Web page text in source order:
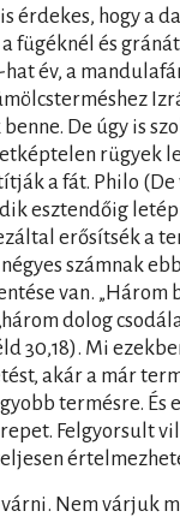
érdekes, hogy a
fügéknél és
év, a
De úgy is
rügyek
a fát. Philo (De
esztendőig
erősítsék a
négyes számnak
van. „Három
dolog
30,18). Mi
akár a már
termésre. És
Felgyorsult
Nem várjuk